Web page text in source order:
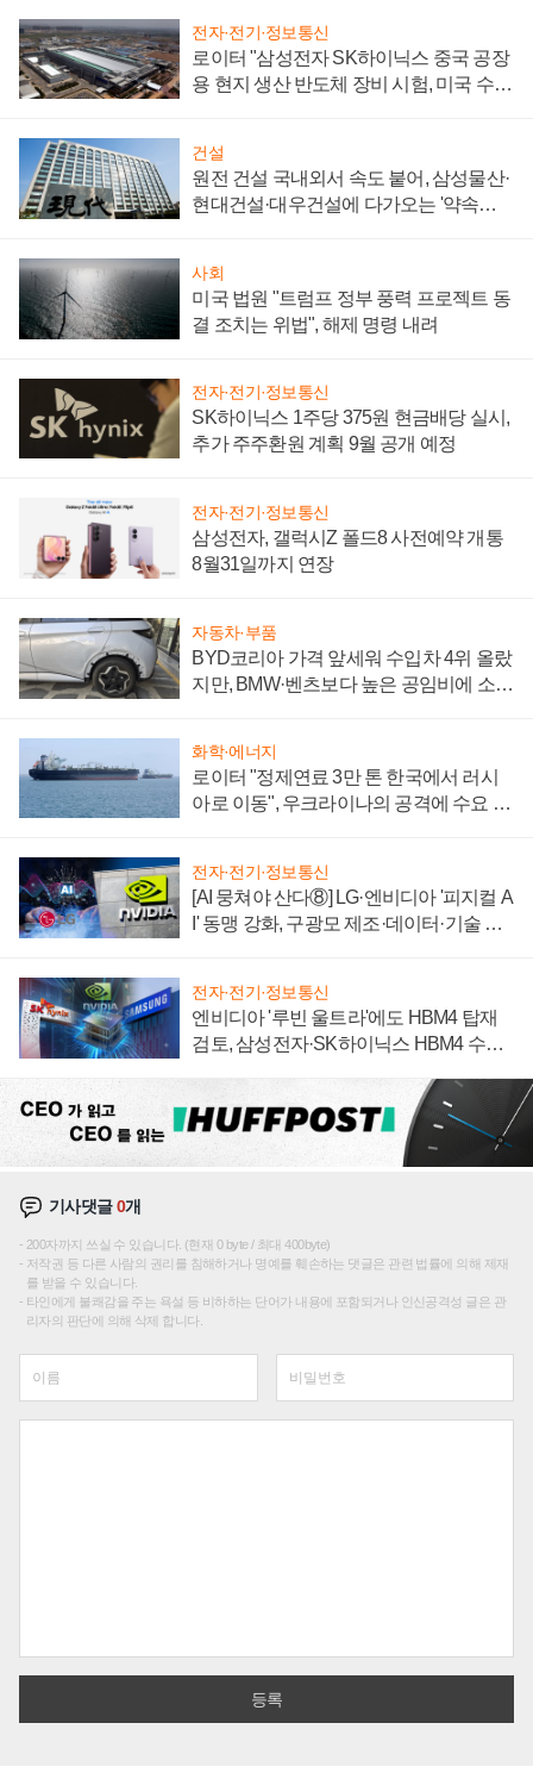
전자·전기·정보통신
로이터 "삼성전자 SK하이닉스 중국 공장
용 현지 생산 반도체 장비 시험, 미국 수출
건설
원전 건설 국내외서 속도 붙어, 삼성물산·
현대건설·대우건설에 다가오는 '약속의
사회
미국 법원 "트럼프 정부 풍력 프로젝트 동
결 조치는 위법", 해제 명령 내려
전자·전기·정보통신
SK하이닉스 1주당 375원 현금배당 실시,
추가 주주환원 계획 9월 공개 예정
전자·전기·정보통신
삼성전자, 갤럭시Z 폴드8 사전예약 개통
8월31일까지 연장
자동차·부품
BYD코리아 가격 앞세워 수입차 4위 올랐
지만, BMW·벤츠보다 높은 공임비에 소비
화학·에너지
로이터 "정제연료 3만 톤 한국에서 러시
아로 이동", 우크라이나의 공격에 수요 늘
전자·전기·정보통신
[AI 뭉쳐야 산다⑧] LG·엔비디아 '피지컬 A
I' 동맹 강화, 구광모 제조·데이터·기술 결
전자·전기·정보통신
엔비디아 '루빈 울트라'에도 HBM4 탑재
검토, 삼성전자·SK하이닉스 HBM4 수율
기사댓글0개
200자까지 쓰실 수 있습니다. (현재 0 byte / 최대 400byte)
저작권 등 다른 사람의 권리를 침해하거나 명예를 훼손하는 댓글은 관련 법률에 의해 제재
를 받을 수 있습니다.
타인에게 불쾌감을 주는 욕설 등 비하하는 단어가 내용에 포함되거나 인신공격성 글은 관
리자의 판단에 의해 삭제 합니다.